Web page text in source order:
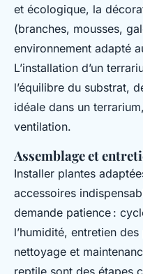
et écologique, la
(branches, mousses,
environnement adapté
L’installation d’un
l’équilibre du substrat,
idéale dans un
ventilation.
Assemblage et
Installer plantes
accessoires
demande patience :
l’humidité, entretien
nettoyage et